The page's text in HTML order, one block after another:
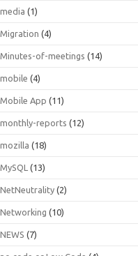
media (1)
Migration (4)
Minutes-of-meetings (14)
mobile (4)
Mobile App (11)
monthly-reports (12)
mozilla (18)
MySQL (13)
NetNeutrality (2)
Networking (10)
NEWS (7)